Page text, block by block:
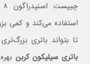
تا بتواند باتری بزرگ‌تری را
باتری سیلیکون کربن